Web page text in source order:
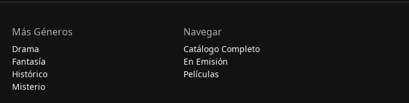
Más Géneros
Drama
Fantasía
Histórico
Misterio
Navegar
Catálogo Completo
En Emisión
Películas